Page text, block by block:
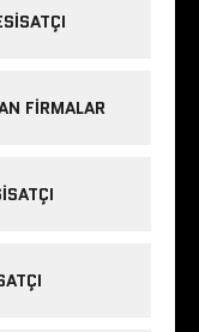
FIRMALAR